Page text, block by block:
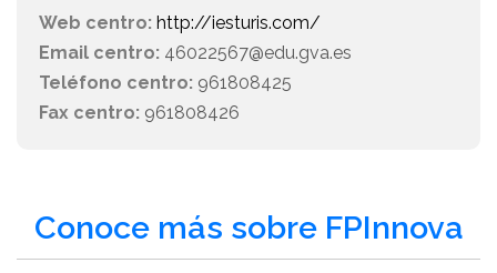
Web centro: http://iesturis.com/
Email centro: 46022567@edu.gva.es
Teléfono centro: 961808425
Fax centro: 961808426
Conoce más sobre FPInnova